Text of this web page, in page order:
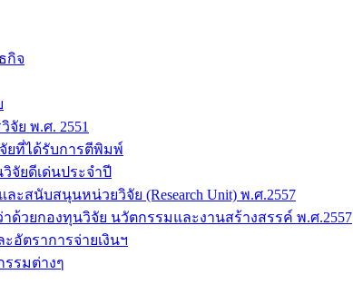
กิจ
จัย พ.ศ. 2551
ยที่ได้รับการตีพิมพ์
จัยดีเด่นประจำปี
ะสนับสนุนหน่วยวิจัย (Research Unit) พ.ศ.2557
ด้วยกองทุนวิจัย นวัตกรรมและงานสร้างสรรค์ พ.ศ.2557
อัตราการจ่ายเงินฯ
รมต่างๆ